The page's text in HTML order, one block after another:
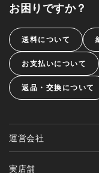
お困りですか？
送料について
お支払いについて
返品・交換について
運営会社
実店舗